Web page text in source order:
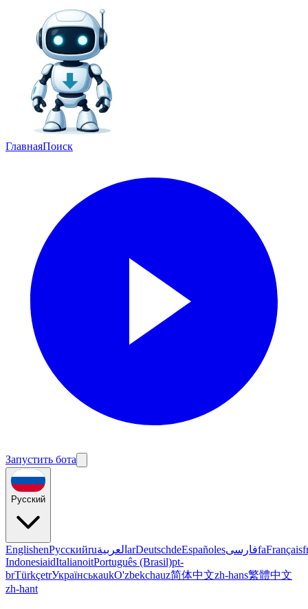
ГлавнаяПоиск
Запустить бота
Русский
EnglishenРусскийruالعربية arDeutschdeEspañolesفارسیfaFrançais
IndonesiaidItalianoitPortuguês (Brasil)pt-
brTürkçetrУкраїнськаukO'zbekchauz简体中文zh-hans繁體中文
zh-hant